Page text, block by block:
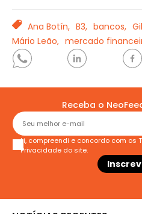
TAGSAna Botín, B3, bancos,
Mário Leão, mercado
Receba o
Li, compreendi e concordo com os
Privacidade do site.